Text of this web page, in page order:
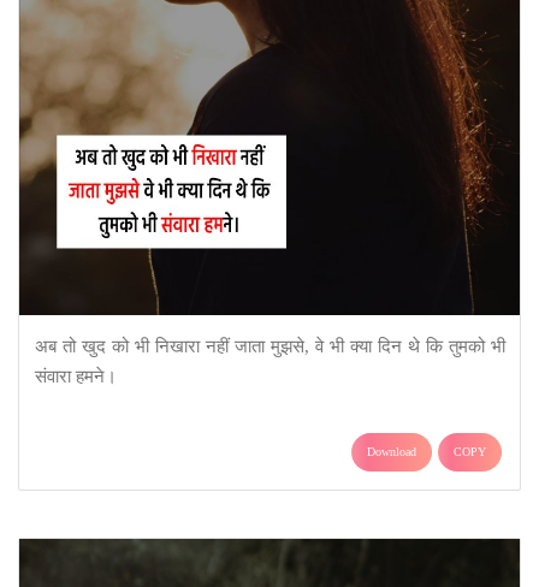
अब तो खुद को भी निखारा नहीं जाता मुझसे, वे भी क्या दिन थे कि तुमको भी
संवारा हमने।
Download COPY